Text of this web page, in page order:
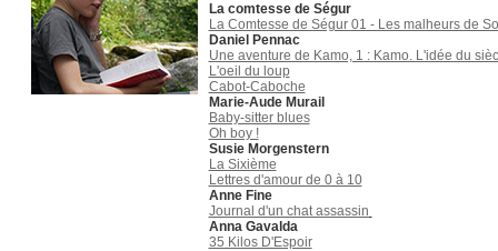
La comtesse de Ségur
La Comtesse de Ségur 01 - Les malheurs de
Daniel Pennac
Une aventure de Kamo, 1 : Kamo. L'idée du
L'oeil du loup
Cabot-Caboche
Marie-Aude Murail
Baby-sitter blues
Oh boy !
Susie Morgenstern
La Sixième
Lettres d'amour de 0 à 10
Anne Fine
Journal d'un chat assassin
Anna Gavalda
35 Kilos D'Espoir